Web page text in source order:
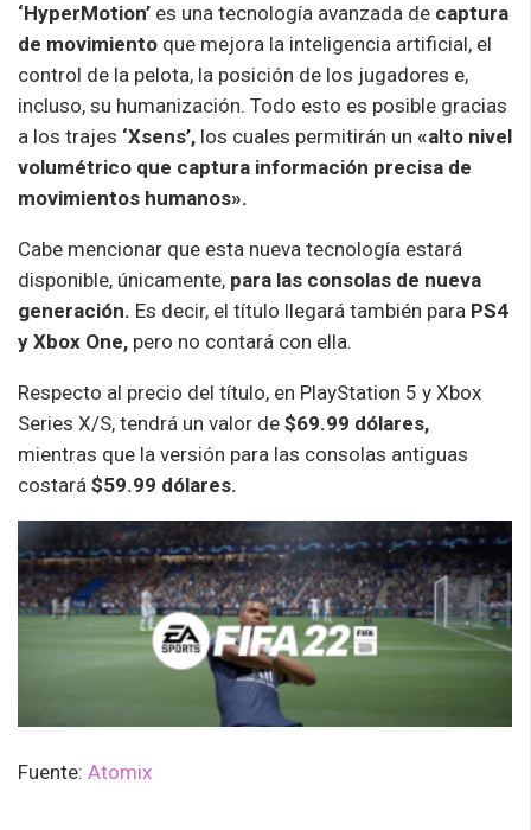
‘HyperMotion’ es una tecnología avanzada de captura
de movimiento que mejora la inteligencia artificial, el
control de la pelota, la posición de los jugadores e,
incluso, su humanización. Todo esto es posible gracias
a los trajes ‘Xsens’, los cuales permitirán un «alto nivel
volumétrico que captura información precisa de
movimientos humanos».
Cabe mencionar que esta nueva tecnología estará
disponible, únicamente, para las consolas de nueva
generación. Es decir, el título llegará también para PS4
y Xbox One, pero no contará con ella.
Respecto al precio del título, en PlayStation 5 y Xbox
Series X/S, tendrá un valor de $69.99 dólares,
mientras que la versión para las consolas antiguas
costará $59.99 dólares.
Fuente: Atomix